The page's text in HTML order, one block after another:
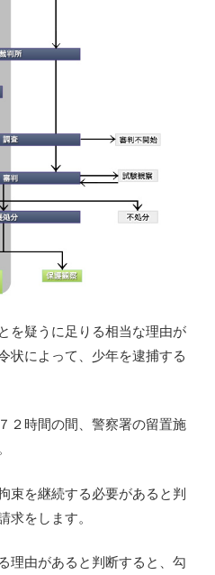
を疑うに足りる相当な理由が
状によって、少年を逮捕する
２時間の間、警察署の留置施
束を継続する必要があると判
をします。
理由があると判断すると、勾